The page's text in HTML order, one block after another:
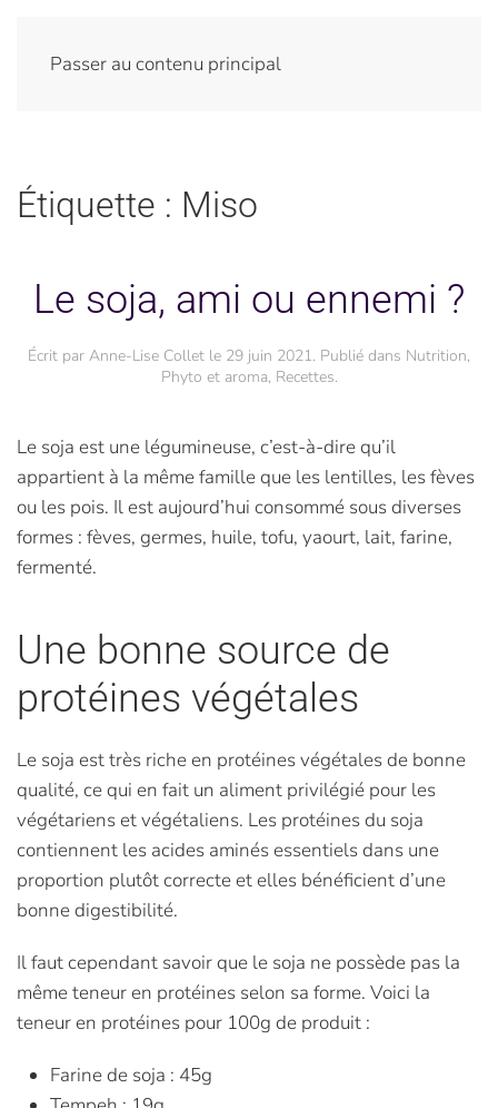
Passer au contenu principal
Étiquette : Miso
Le soja, ami ou ennemi ?
Écrit par Anne-Lise Collet le 29 juin 2021. Publié dans Nutrition,
Phyto et aroma, Recettes.
Le soja est une légumineuse, c’est-à-dire qu’il
appartient à la même famille que les lentilles, les fèves
ou les pois. Il est aujourd’hui consommé sous diverses
formes : fèves, germes, huile, tofu, yaourt, lait, farine,
fermenté.
Une bonne source de
protéines végétales
Le soja est très riche en protéines végétales de bonne
qualité, ce qui en fait un aliment privilégié pour les
végétariens et végétaliens. Les protéines du soja
contiennent les acides aminés essentiels dans une
proportion plutôt correcte et elles bénéficient d’une
bonne digestibilité.
Il faut cependant savoir que le soja ne possède pas la
même teneur en protéines selon sa forme. Voici la
teneur en protéines pour 100g de produit :
Farine de soja : 45g